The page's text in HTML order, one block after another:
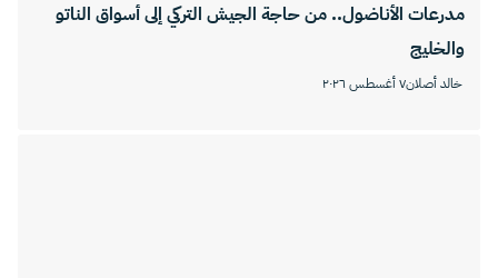
مدرعات الأناضول.. من حاجة الجيش التركي إلى أسواق الناتو
والخليج
خالد أصلان٧ أغسطس ٢٠٢٦